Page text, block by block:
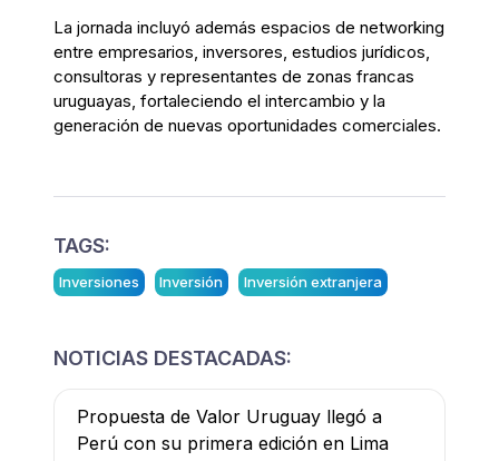
La jornada incluyó además espacios de networking
entre empresarios, inversores, estudios jurídicos,
consultoras y representantes de zonas francas
uruguayas, fortaleciendo el intercambio y la
generación de nuevas oportunidades comerciales.
TAGS:
Inversiones Inversión Inversión extranjera
NOTICIAS DESTACADAS:
Propuesta de Valor Uruguay llegó a
Perú con su primera edición en Lima